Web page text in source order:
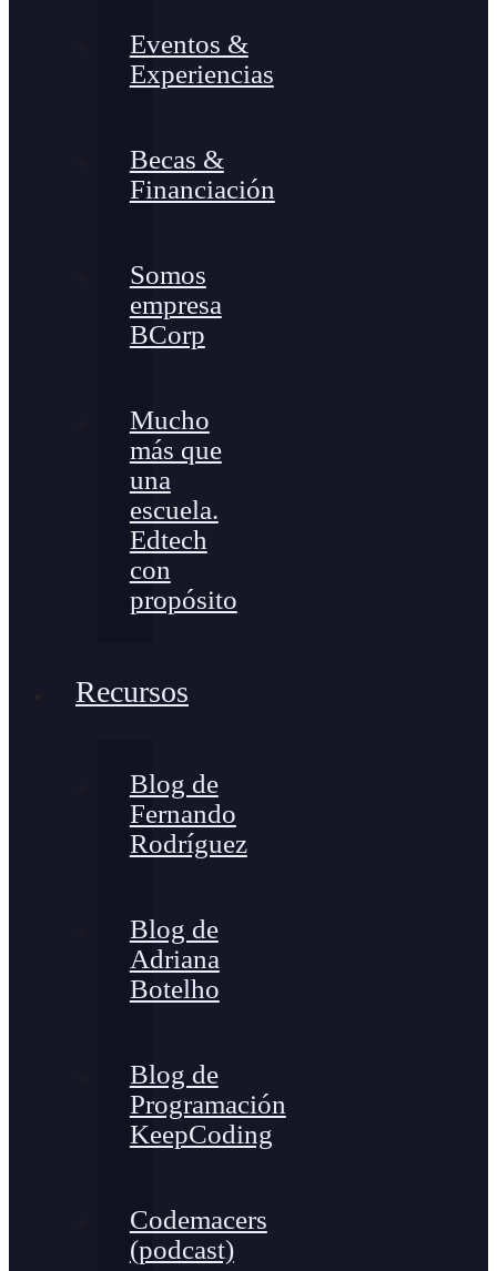
Eventos &
Experiencias
Becas &
Financiación
Somos
empresa
BCorp
Mucho
más que
una
escuela.
Edtech
con
propósito
Recursos
Blog de
Fernando
Rodríguez
Blog de
Adriana
Botelho
Blog de
Programación
KeepCoding
Codemacers
(podcast)